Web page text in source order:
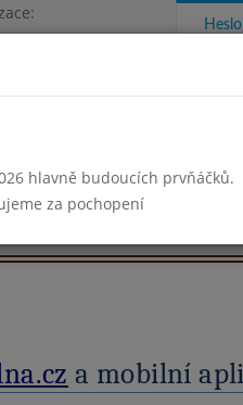
Heslo
hlavně budoucích prvňáčků.
za pochopení